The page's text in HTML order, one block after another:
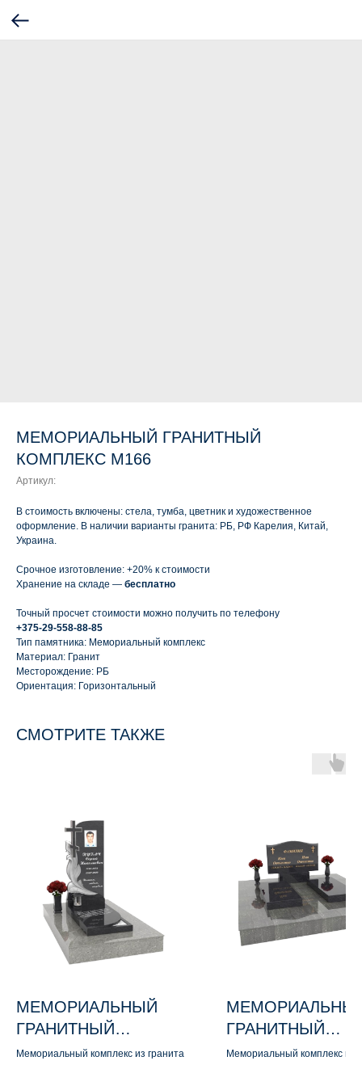
МЕМОРИАЛЬНЫЙ ГРАНИТНЫЙ
КОМПЛЕКС М166
Артикул:
В стоимость включены: стела, тумба, цветник и художественное
оформление. В наличии варианты гранита: РБ, РФ Карелия, Китай,
Украина.
Срочное изготовление: +20% к стоимости
Хранение на складе — бесплатно
Точный просчет стоимости можно получить по телефону
+375-29-558-88-85
Тип памятника: Мемориальный комплекс
Материал: Гранит
Месторождение: РБ
Ориентация: Горизонтальный
СМОТРИТЕ ТАКЖЕ
МЕМОРИАЛЬНЫЙ
ГРАНИТНЫЙ
КОМПЛЕКС М160
Мемориальный комплекс из гранита
ГРАНИТНЫЙ
КОМПЛЕКС М167
Мемориальный комплекс из